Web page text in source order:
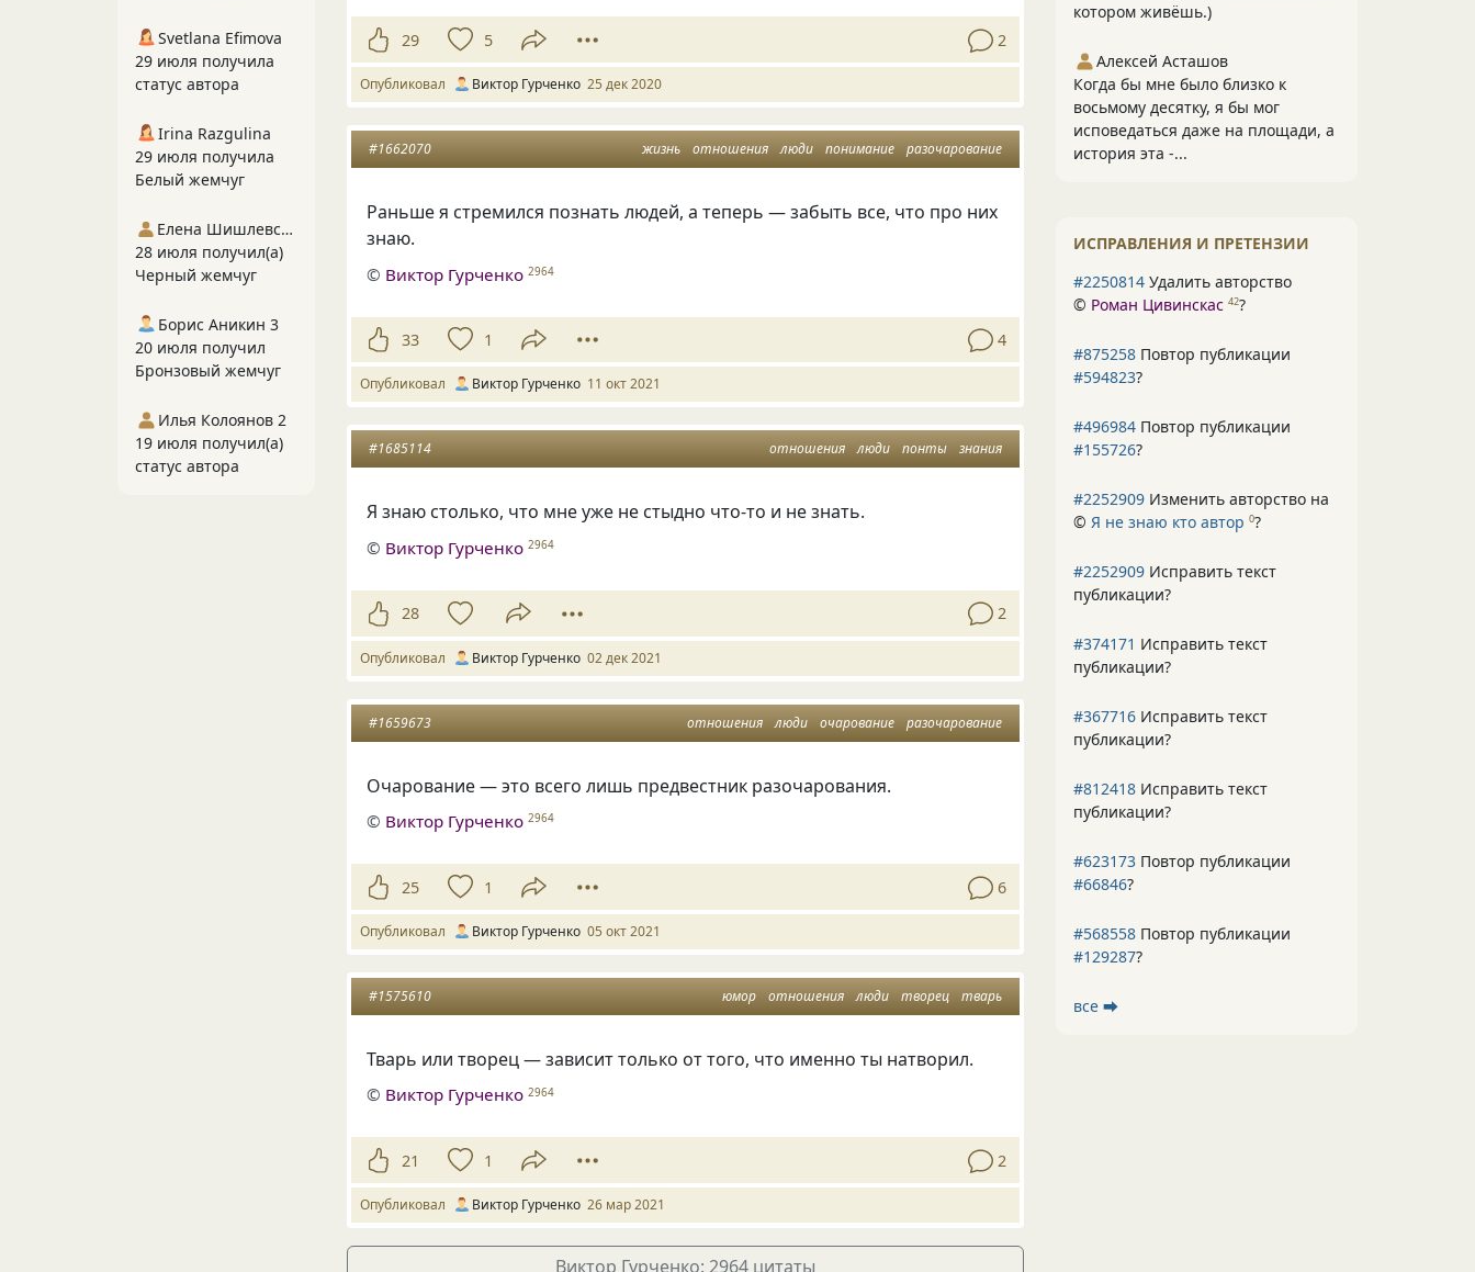
29 5 2
Опубликовал Виктор Гурченко 25 дек 2020
жизнь отношения люди понимание разочарование
#1662070
Раньше я стремился познать людей, а теперь — забыть все, что про них
знаю.
© Виктор Гурченко 2964
33 1 4
Опубликовал Виктор Гурченко 11 окт 2021
отношения люди понты знания
#1685114
Я знаю столько, что мне уже не стыдно что-то и не знать.
© Виктор Гурченко 2964
28 2
Опубликовал Виктор Гурченко 02 дек 2021
отношения люди очарование разочарование
#1659673
Очарование — это всего лишь предвестник разочарования.
© Виктор Гурченко 2964
25 1 6
Опубликовал Виктор Гурченко 05 окт 2021
юмор отношения люди творец тварь
#1575610
Тварь или творец — зависит только от того, что именно ты натворил.
© Виктор Гурченко 2964
21 1 2
Опубликовал Виктор Гурченко 26 мар 2021
Виктор Гурченко: 2964 цитаты
котором живёшь.)
Алексей Асташов
Когда бы мне было близко к
восьмому десятку, я бы мог
исповедаться даже на площади, а
история эта -...
ИСПРАВЛЕНИЯ И ПРЕТЕНЗИИ
#2250814 Удалить авторство
© Роман Цивинскас 42?
#875258 Повтор публикации
#594823?
#496984 Повтор публикации
#155726?
#2252909 Изменить авторство на
© Я не знаю кто автор 0?
#2252909 Исправить текст
публикации?
#374171 Исправить текст
публикации?
#367716 Исправить текст
публикации?
#812418 Исправить текст
публикации?
#623173 Повтор публикации
#66846?
#568558 Повтор публикации
#129287?
все ⮕
Svetlana Efimova
29 июля получила
статус автора
Irina Razgulina
29 июля получила
Белый жемчуг
Елена Шишлевская
28 июля получил(а)
Черный жемчуг
Борис Аникин 3
20 июля получил
Бронзовый жемчуг
Илья Колоянов 2
19 июля получил(а)
статус автора